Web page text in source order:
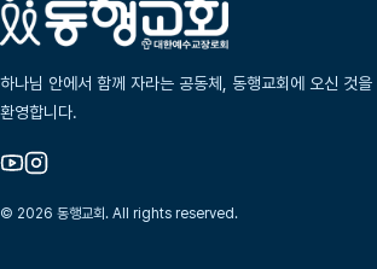
하나님 안에서 함께 자라는 공동체, 동행교회에 오신 것을
환영합니다.
© 2026 동행교회. All rights reserved.